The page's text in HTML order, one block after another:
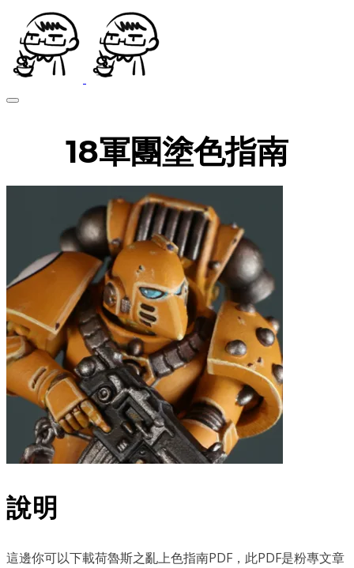
18軍團塗色指南
說明
這邊你可以下載荷魯斯之亂上色指南PDF，此PDF是粉專文章